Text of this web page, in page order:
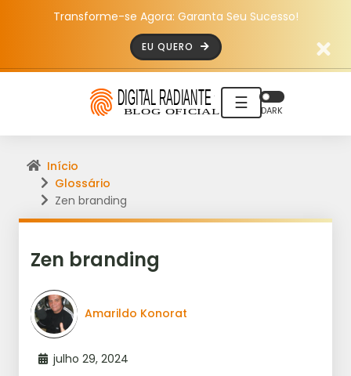
Transforme-se Agora: Garanta Seu Sucesso!
EU QUERO
☰ DARK
Início
Glossário
Zen branding
Zen branding
Amarildo Konorat
julho 29, 2024